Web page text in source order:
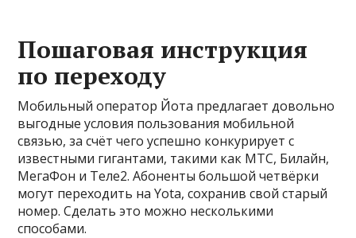
Пошаговая инструкция
по переходу
Мобильный оператор Йота предлагает довольно
выгодные условия пользования мобильной
связью, за счёт чего успешно конкурирует с
известными гигантами, такими как МТС, Билайн,
МегаФон и Теле2. Абоненты большой четвёрки
могут переходить на Yota, сохранив свой старый
номер. Сделать это можно несколькими
способами.